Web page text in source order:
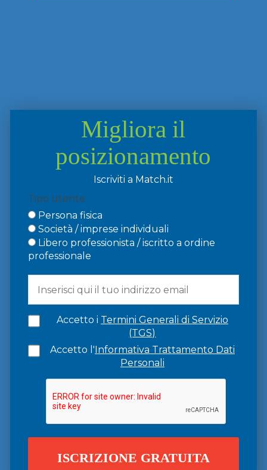
Migliora il
posizionamento
Iscriviti a Match.it
Tipo utente
Persona fisica
Società / imprese individuali
Libero professionista / iscritto a ordine
professionale
Accetto i Termini Generali di Servizio
(TGS)
Accetto l'Informativa Trattamento Dati
Personali